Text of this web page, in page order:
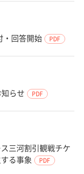
・回答開始 PDF
らせ PDF
三河割引観戦チケ
る事象
PDF